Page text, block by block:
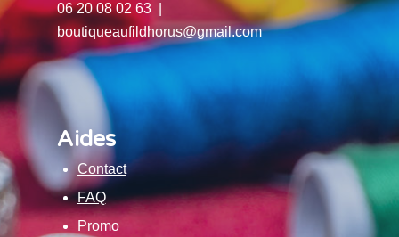
06 20 08 02 63 |
boutiqueaufildhorus@gmail.com
Aides
Contact
FAQ
Promo